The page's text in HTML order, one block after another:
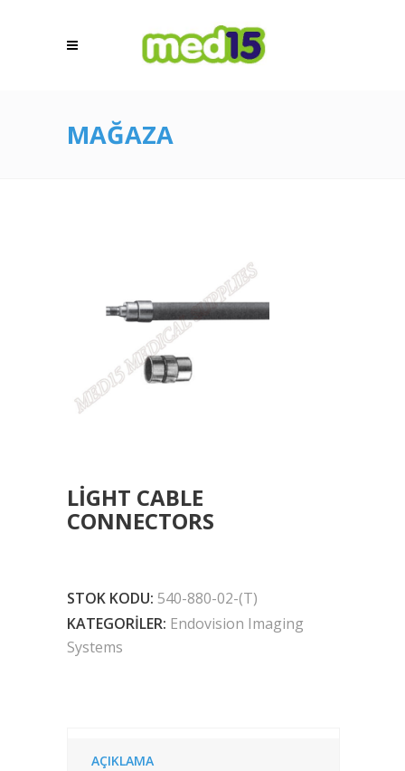
MAĞAZA
LIGHT CABLE
CONNECTORS
STOK KODU: 540-880-02-(T)
KATEGORILER: Endovision Imaging
Systems
AÇIKLAMA